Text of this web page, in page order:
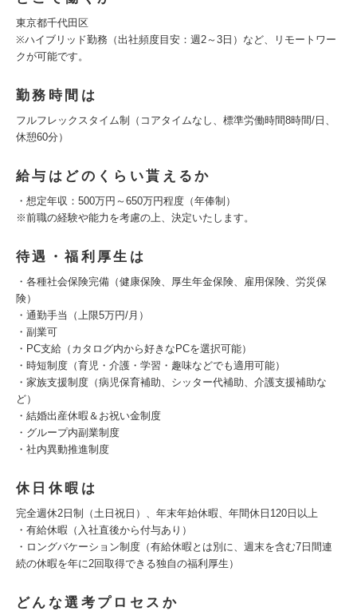
東京都千代田区
※ハイブリッド勤務（出社頻度目安：週2～3日）など、リモートワー
クが可能です。
勤務時間は
フルフレックスタイム制（コアタイムなし、標準労働時間8時間/日、
休憩60分）
給与はどのくらい貰えるか
・想定年収：500万円～650万円程度（年俸制）
※前職の経験や能力を考慮の上、決定いたします。
待遇・福利厚生は
・各種社会保険完備（健康保険、厚生年金保険、雇用保険、労災保
険）
・通勤手当（上限5万円/月）
・副業可
・PC支給（カタログ内から好きなPCを選択可能）
・時短制度（育児・介護・学習・趣味などでも適用可能）
・家族支援制度（病児保育補助、シッター代補助、介護支援補助な
ど）
・結婚出産休暇＆お祝い金制度
・グループ内副業制度
・社内異動推進制度
休日休暇は
完全週休2日制（土日祝日）、年末年始休暇、年間休日120日以上
・有給休暇（入社直後から付与あり）
・ロングバケーション制度（有給休暇とは別に、週末を含む7日間連
続の休暇を年に2回取得できる独自の福利厚生）
どんな選考プロセスか